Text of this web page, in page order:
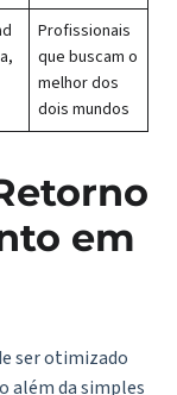
Profissionais
que buscam o
melhor dos
dois mundos
em
ser otimizado
além da simples